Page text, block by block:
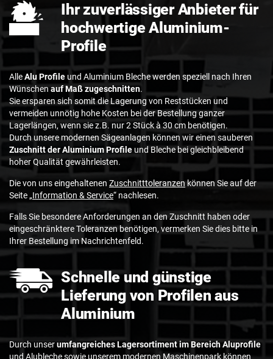
Ihr zuverlässiger Anbieter für
hochwertige Aluminium-
Profile
AlleAlu Profile und Aluminium Bleche werden speziell nach Ihren
Wünschenauf Maß zugeschnitten.
Sie ersparen sich somit die Lagerung von Reststücken und
vermeiden unnötig hohe Kosten bei der Bestellung ganzer
Lagerlängen, wenn sie z.B. nur 2 Stück à 30 cm benötigen.
Durch unsere modernen Sägeanlagen können wir einen sauberen
Zuschnitt der Aluminium Profileund Bleche bei gleichbleibend
hoher Qualität gewährleisten.
Die von uns eingehaltenen Zuschnitttoleranzenkönnen Sie auf der
Seite „Information & Service“ nachlesen.
Falls Sie besondere Anforderungen an den Zuschnitt haben oder
eingeschränktere Toleranzen benötigen, vermerken Sie dies bitte in
Ihrer Bestellung im Nachrichtenfeld.
Schnelle und günstige
Lieferung von Profilen aus
Aluminium
Durch unserumfangreiches Lagersortiment im Bereich Aluprofile
und Alubleche sowie unserem modernen Maschinenpark können